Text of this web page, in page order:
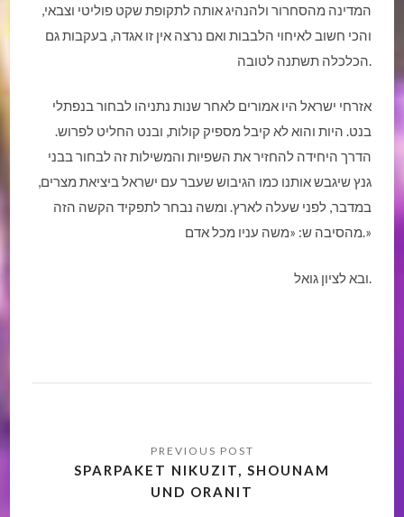
המדינה מהסחרור ולהנהיג אותה לתקופת שקט פוליטי וצבאי,
והכי חשוב לאיחוי הלבבות ואם נרצה אין זו אגדה, בעקבות גם
אזרחי ישראל היו אמורים לאחר שנות נתניהו לבחור בנפתלי
בנט. היות והוא לא קיבל מספיק קולות, ובנט החליט לפרוש.
הדרך היחידה להחזיר את השפיות והמשילות זה לבחור בבני
גנץ שיגבש אותנו כמו הגיבוש שעבר עם ישראל ביציאת מצרים,
במדבר, לפני שעלה לארץ. ומשה נבחר לתפקיד הקשה הזה
מהסיבה ש: «משה עניו מכל אדם.»
SPARPAKET NIKUZIT, SHOUNAM
UND ORANIT